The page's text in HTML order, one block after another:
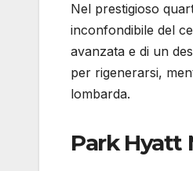
Nel prestigioso
inconfondibile del
avanzata e di un
per rigenerarsi,
lombarda.
Park Hyatt